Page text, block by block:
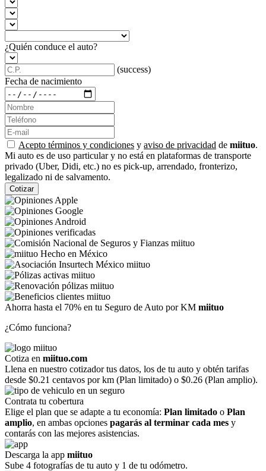
¿Quién conduce el auto?
(success)
Fecha de nacimiento
Acepto términos y condiciones y aviso de privacidad de miituo.
Mi auto es de uso particular y no está en plataformas de transporte
privado (Uber, Didi, etc.) no es pick-up, arrendado, fronterizo,
legalizado ni de salvamento.
Cotizar
Ahorra hasta el 70% en tu Seguro de Auto por KM miituo
¿Cómo funciona?
Cotiza en miituo.com
Llena en nuestro cotizador tus datos, los de tu auto y obtén tarifas
desde $0.21 centavos por km (Plan limitado) o $0.26 (Plan amplio).
Contrata tu cobertura
Elige el plan que se adapte a tu economía: Plan limitado o Plan
amplio, en ambas opciones pagarás al terminar cada mes y
contarás con las mejores asistencias.
Descarga la app miituo
Sube 4 fotografías de tu auto y 1 de tu odómetro.